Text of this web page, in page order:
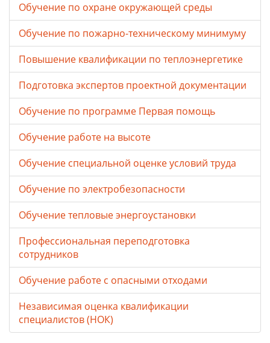
Обучение по охране окружающей среды
Обучение по пожарно-техническому минимуму
Повышение квалификации по теплоэнергетике
Подготовка экспертов проектной документации
Обучение по программе Первая помощь
Обучение работе на высоте
Обучение специальной оценке условий труда
Обучение по электробезопасности
Обучение тепловые энергоустановки
Профессиональная переподготовка
сотрудников
Обучение работе с опасными отходами
Независимая оценка квалификации
специалистов (НОК)